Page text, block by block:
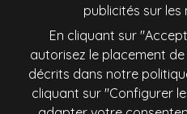
Nederland
Österreich
Schweiz
publicités sur les
En cliquant sur
autorisez le placement
décrits dans notre
cliquant sur "Configurer